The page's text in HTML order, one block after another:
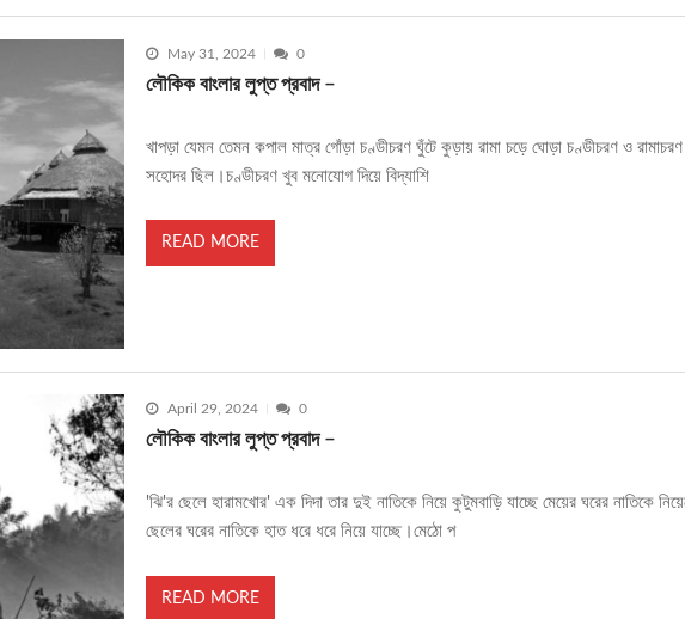
May 31, 2024 0
লৌকিক বাংলার লুপ্ত প্রবাদ –
খাপড়া যেমন তেমন কপাল মাত্র গোঁড়া চণ্ডীচরণ ঘুঁটে কুড়ায় রামা চড়ে ঘোড়া চণ্ডীচরণ ও
সহোদর ছিল।চণ্ডীচরণ খুব মনোযোগ দিয়ে বিদ্যাশি
READ MORE
April 29, 2024 0
লৌকিক বাংলার লুপ্ত প্রবাদ –
'ঝি'র ছেলে হারামখোর' এক দিদা তার দুই নাতিকে নিয়ে কুটুমবাড়ি যাচ্ছে মেয়ের ঘরের নাতিকে
ছেলের ঘরের নাতিকে হাত ধরে ধরে নিয়ে যাচ্ছে।মেঠো প
READ MORE